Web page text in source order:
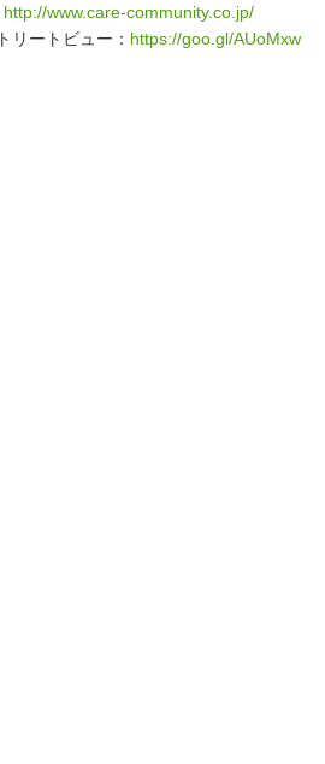
http://www.care-community.co.jp/
リートビュー： https://goo.gl/AUoMxw